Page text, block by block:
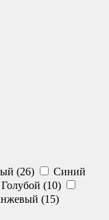
(26)
Синий
Голубой (10)
(15)